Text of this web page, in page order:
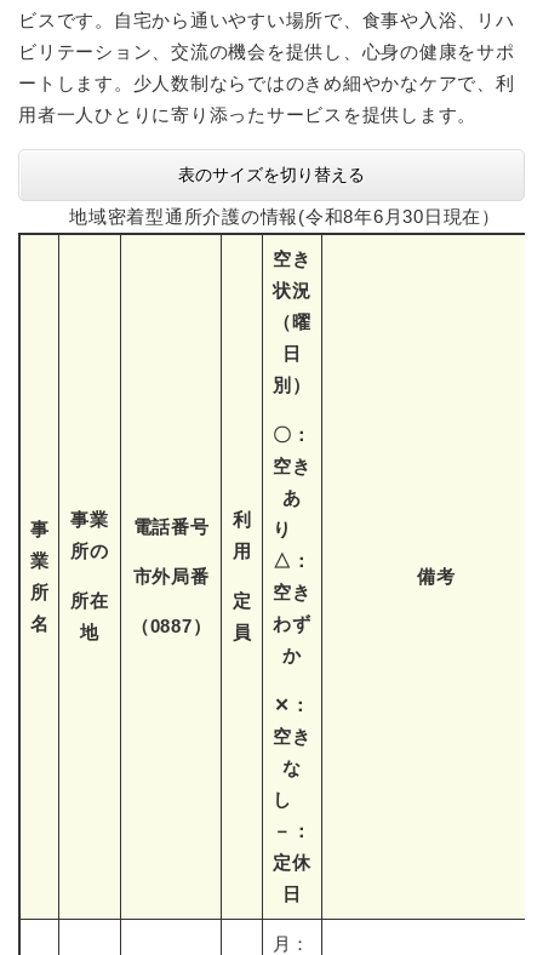
ビスです。自宅から通いやすい場所で、食事や入浴、リハ
ビリテーション、交流の機会を提供し、心身の健康をサポ
ートします。少人数制ならではのきめ細やかなケアで、利
用者一人ひとりに寄り添ったサービスを提供します。
表のサイズを切り替える
地域密着型通所介護の情報(令和8年6月30日現在）
事
業
所
名
事業
所の
所在
地
電話番号
市外局番
（0887）
利
用
定
員
空き
状況
（曜
日
別）
〇：
空き
あ
り
△：
空き
わず
か
✕：
空き
な
し
－：
定休
日
備考
月：